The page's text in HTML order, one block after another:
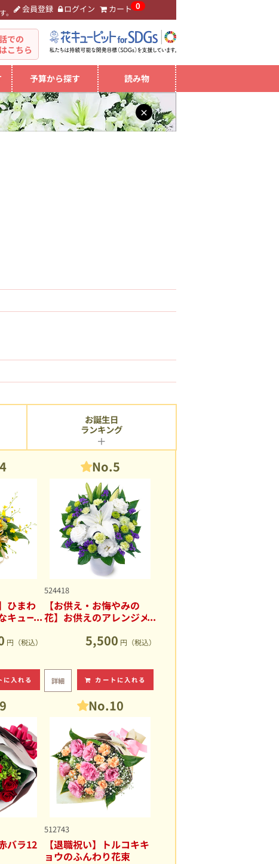
。 会員登録 ログイン カート 0
での
こちら
予算から探す 読み物
×
ひまわ
キュー
円（税込）
に入れる
No.5
524418
【お供え・お悔やみの
花】お供えのアレンジメ
5,500 円（税込）
詳細 カートに入れる
バラ12
No.10
512743
【退職祝い】トルコキキ
ョウのふんわり花束
お誕生日
ランキング